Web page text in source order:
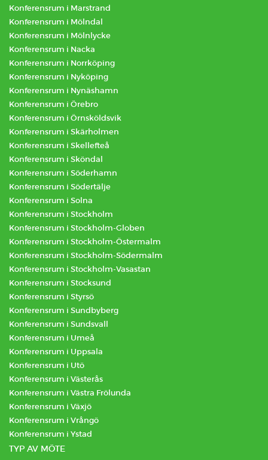
Konferensrum i Marstrand
Konferensrum i Mölndal
Konferensrum i Mölnlycke
Konferensrum i Nacka
Konferensrum i Norrköping
Konferensrum i Nyköping
Konferensrum i Nynäshamn
Konferensrum i Örebro
Konferensrum i Örnsköldsvik
Konferensrum i Skärholmen
Konferensrum i Skellefteå
Konferensrum i Sköndal
Konferensrum i Söderhamn
Konferensrum i Södertälje
Konferensrum i Solna
Konferensrum i Stockholm
Konferensrum i Stockholm-Globen
Konferensrum i Stockholm-Östermalm
Konferensrum i Stockholm-Södermalm
Konferensrum i Stockholm-Vasastan
Konferensrum i Stocksund
Konferensrum i Styrsö
Konferensrum i Sundbyberg
Konferensrum i Sundsvall
Konferensrum i Umeå
Konferensrum i Uppsala
Konferensrum i Utö
Konferensrum i Västerås
Konferensrum i Västra Frölunda
Konferensrum i Växjö
Konferensrum i Vrångö
Konferensrum i Ystad
TYP AV MÖTE